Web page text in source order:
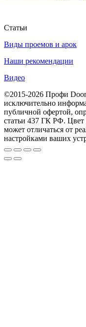
Статьи
Виды проемов и арок
Наши рекомендации
Видео
©2015-2026 Профи
исключительно
публичной офертой,
статьи 437 ГК РФ. Цвет
может отличаться от
настройками ваших